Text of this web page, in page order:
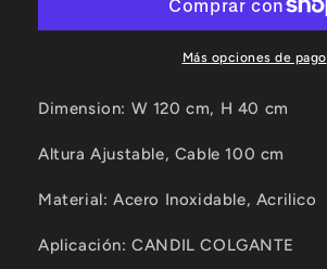
Moderno
Estilo
Moderno
TK44
Más opciones de pago
Dimension: W 120 cm, H 40 cm
Altura Ajustable, Cable 100 cm
Material: Acero Inoxidable, Acrilico
Aplicación:CANDIL COLGANTE